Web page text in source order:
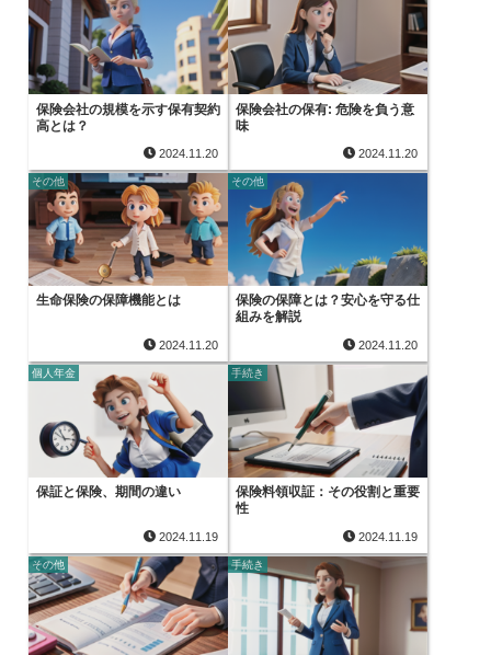
保険会社の規模を示す保有契約
高とは？
2024.11.20
保険会社の保有: 危険を負う意
味
2024.11.20
その他
生命保険の保障機能とは
2024.11.20
その他
保険の保障とは？安心を守る仕
組みを解説
2024.11.20
個人年金
保証と保険、期間の違い
2024.11.19
手続き
保険料領収証：その役割と重要
性
2024.11.19
その他 手続き